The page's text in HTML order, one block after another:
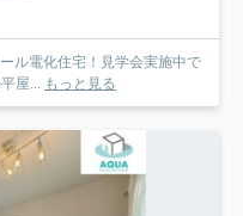
ル電化住宅！見学会実施中で
屋...
もっと見る